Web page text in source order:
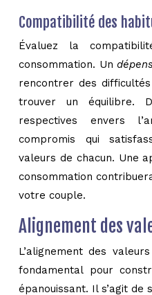
Compatibilité des
Évaluez la
consommation. Un
rencontrer des
trouver un équilibre.
respectives envers
compromis qui
valeurs de chacun. Une
consommation
votre couple.
Alignement des
L’alignement des
fondamental pour
épanouissant. Il s’agit de